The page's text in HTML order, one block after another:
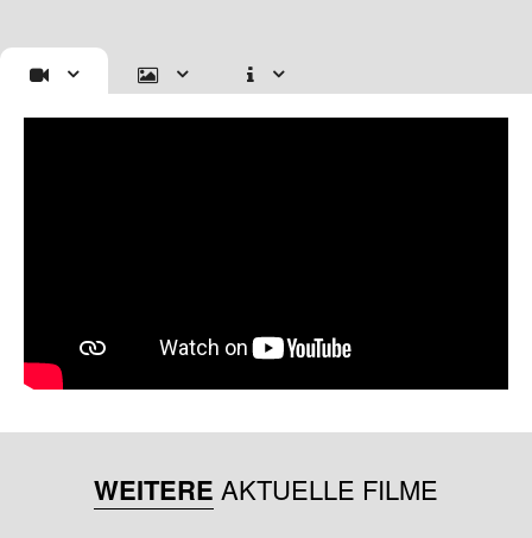
WEITERE AKTUELLE FILME